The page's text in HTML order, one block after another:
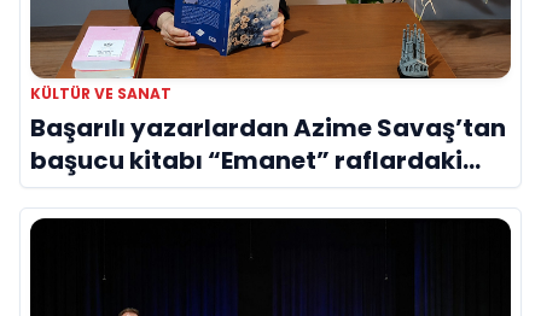
KÜLTÜR VE SANAT
Başarılı yazarlardan Azime Savaş’tan
başucu kitabı “Emanet” raflardaki
yerini aldı